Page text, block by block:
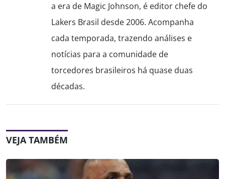
a era de Magic Johnson, é editor chefe do
Lakers Brasil desde 2006. Acompanha
cada temporada, trazendo análises e
notícias para a comunidade de
torcedores brasileiros há quase duas
décadas.
VEJA TAMBÉM